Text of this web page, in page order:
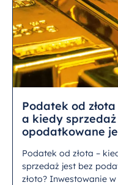
Podatek od
a kiedy
opodatkowane
Podatek od złota –
sprzedaż jest bez
złoto? Inwestowanie